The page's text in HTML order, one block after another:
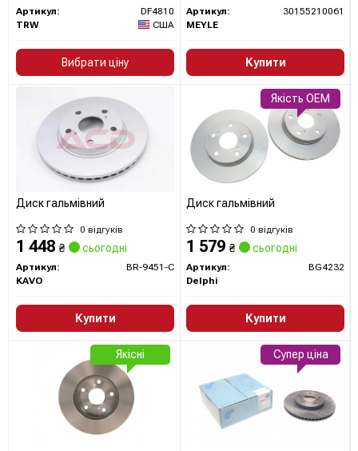
https://www.boschaftermarket.com/
Артикул:
DF4810
TRW
США
Вибрати ціну
Артикул:
30155210061
MEYLE
Купити
Диск гальмівний
0 відгуків
1 448 ₴ сьогодні
Артикул:
BR-9451-C
KAVO
Купити
Диск гальмівний
0 відгуків
1 579 ₴ сьогодні
Артикул:
BG4232
Delphi
Купити
Якість OEM
Якісні Супер ціна